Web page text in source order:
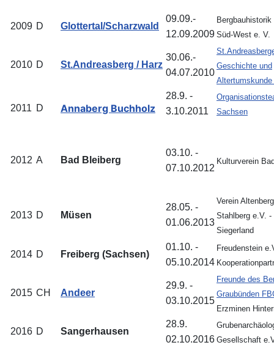
2009 D Glottertal/Scharzwald
09.09.-
12.09.2009
Bergbauhistorik
Süd-West e. V.
2010 D St.Andreasberg / Harz
30.06.-
04.07.2010
Geschichte und
Altertumskunde
2011 D Annaberg Buchholz
28.9. -
3.10.2011
Sachsen
2012 A Bad Bleiberg
03.10. -
07.10.2012
Kulturverein
2013 D Müsen
28.05. -
01.06.2013
Verein
Stahlberg e.V.
Siegerland
2014 D Freiberg (Sachsen)
01.10. -
05.10.2014
Freudenstein
2015 CH Andeer
29.9. -
03.10.2015
Freunde des
Graubünden
Erzminen
2016 D Sangerhausen
28.9.
02.10.2016 Gesellschaft